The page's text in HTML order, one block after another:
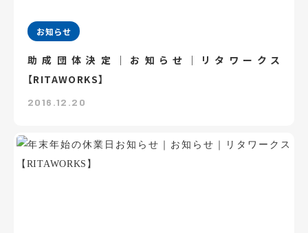
お知らせ
助成団体決定｜お知らせ｜リタワークス
【RITAWORKS】
2016.12.20